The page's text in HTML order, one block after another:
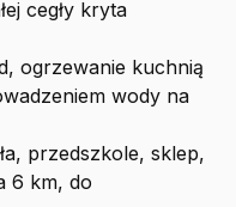
cegły kryta
ogrzewanie kuchnią
wody na
przedszkole, sklep,
6 km, do